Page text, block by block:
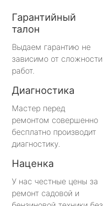
Гарантийный
талон
Выдаем гарантию не
зависимо от сложности
работ.
Диагностика
Мастер перед
ремонтом совершенно
бесплатно производит
диагностику.
Наценка
У нас честные цены за
ремонт садовой и